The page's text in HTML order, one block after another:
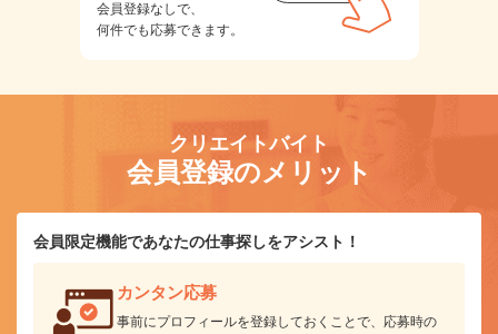
会員登録なしで、
何件でも応募できます。
クリエイトバイト
会員登録のメリット
会員限定機能であなたの仕事探しをアシスト！
カンタン応募
事前にプロフィールを登録しておくことで、応募時の